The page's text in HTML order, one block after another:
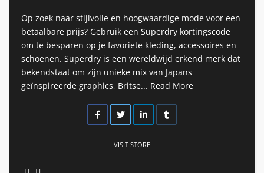
Op zoek naar stijlvolle en hoogwaardige mode voor een
betaalbare prijs? Gebruik een Superdry kortingscode
om te besparen op je favoriete kleding, accessoires en
schoenen. Superdry is een wereldwijd erkend merk dat
bekendstaat om zijn unieke mix van Japans
geïnspireerde graphics, Britse... Read More
VISIT STORE